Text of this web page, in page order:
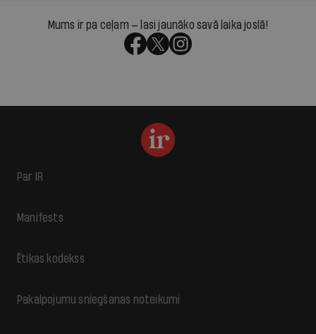
Mums ir pa ceļam — lasi jaunāko savā laika joslā!
Par IR
Manifests
Ētikas kodekss
Pakalpojumu sniegšanas noteikumi